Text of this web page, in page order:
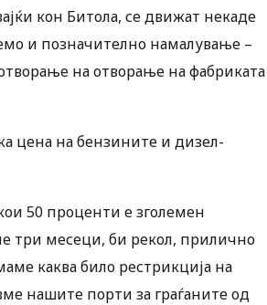
кон Битола, се движат некаде
и позначително намалување –
на отворање на фабриката
цена на бензините и дизел-
50 проценти е зголемен
три месеци, би рекол, прилично
каква било рестрикција на
нашите порти за граѓаните од